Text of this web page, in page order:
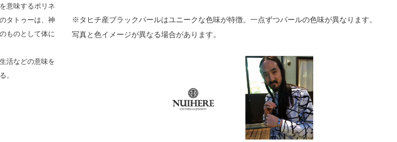
※タヒチ産ブラックパールはユニークな色味が特徴。一点ずつパールの色味が異なります。
写真と色イメージが異なる場合があります。
意味するポリネ
タトゥーは、神
ものとして体に
活などの意味を
。